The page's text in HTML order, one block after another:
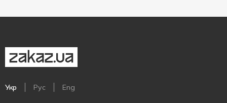
Укр Рус Eng